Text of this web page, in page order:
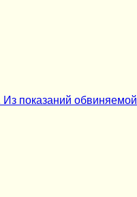
показаний обвиняемой